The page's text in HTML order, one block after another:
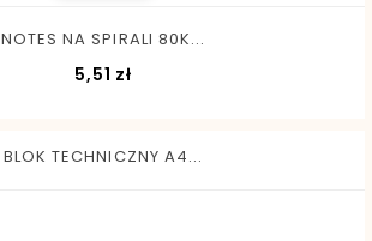
NOTES NA SPIRALI 80K...
5,51 zł
BLOK TECHNICZNY A4...